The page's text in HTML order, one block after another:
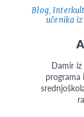
Blog,
učenika
Damir iz
programa